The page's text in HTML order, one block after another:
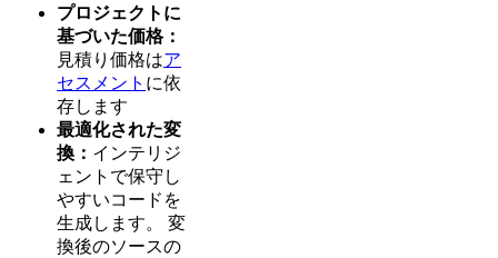
プロジェクトに
基づいた価格：
見積り価格はア
セスメント に依
存します
最適化された変
換： インテリジ
ェントで保守し
やすいコードを
生成します。 変
換後のソースの